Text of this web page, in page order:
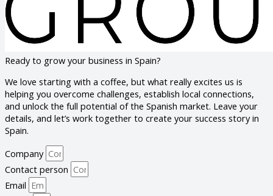
Ready to grow your business in Spain?
We love starting with a coffee, but what really excites us is
helping you overcome challenges, establish local connections,
and unlock the full potential of the Spanish market. Leave your
details, and let’s work together to create your success story in
Spain.
Company
Contact person
Email